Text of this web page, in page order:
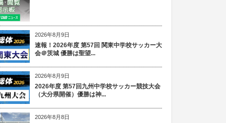
2026年8月9日
速報！2026年度 第57回 関東中学校サッカー大
会＠茨城 優勝は聖望...
2026年8月9日
2026年度 第57回九州中学校サッカー競技大会
（大分県開催）優勝は神...
2026年8月8日